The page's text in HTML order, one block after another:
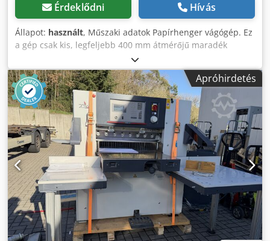
Érdeklődni Hívás
Állapot: használt, Műszaki adatok Papírhenger vágógép. Ez
a gép csak kis, legfeljebb 400 mm átmérőjű maradék
tekercsekhez használható, hogy automatikusan letekerje
ezeket a maradék tekercseket, és a papírt csíkokra vágja,
hogy jobban lehessen bálákba préselni. Ismeretlen gyártó
Típus ismeretlen A gyártás éve ismeretlen A tekercsek
adagolóasztalának méretei: A tekercs tartójának belső
szélessége 2,195 mm A tekercstartó belső magassága 465
mm Az adagolóasztal teljes szállítási méretei: 2 650 x 1 300
x 2 150 mm (szélesség x magasság x mélység) A görgővágó
méretei: A vágótengely belső szélessége 2.250 mm Dkodpfx
Asu Tg Spsnfsr A hengeres vágó teljes szállítási méretei: 3
050 x 1 550 x 550 mm (Sz x H x D) Megjegyzések: További
adatok vagy dokumentumok nem állnak rendelkezésre.
Megtekintés előzetes bejelentkezés alapján lehetséges. A
műszaki adatokért és az esetleges hibákért felelősséget
nem vállalunk.
Apróhirdetés